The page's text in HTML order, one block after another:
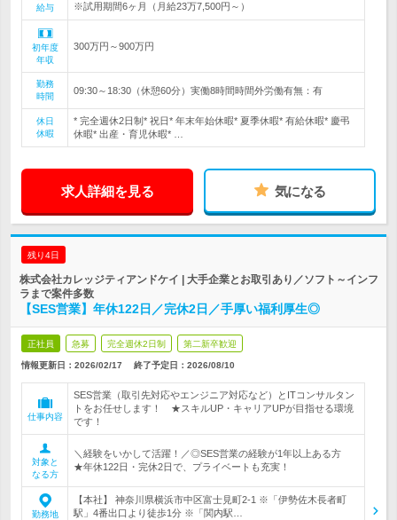
給与
※試用期間6ヶ月（月給23万7,500円～）
初年度
年収
300万円～900万円
勤務
時間
09:30～18:30（休憩60分）実働8時間時間外労働有無：有
休日
休暇
* 完全週休2日制* 祝日* 年末年始休暇* 夏季休暇* 有給休暇* 慶弔
休暇* 出産・育児休暇* …
求人詳細を見る 気になる
残り4日
株式会社カレッジティアンドケイ | 大手企業とお取引あり／ソフト～インフ
ラまで案件多数
【SES営業】年休122日／完休2日／手厚い福利厚生◎
正社員 急募 完全週休2日制 第二新卒歓迎
情報更新日：2026/02/17 終了予定日： 2026/08/10
仕事内容
SES営業（取引先対応やエンジニア対応など）とITコンサルタン
トをお任せします！ ★スキルUP・キャリアUPが目指せる環境
です！
対象と
なる方
＼経験をいかして活躍！／◎SES営業の経験が1年以上ある方
★年休122日・完休2日で、プライベートも充実！
勤務地
【本社】 神奈川県横浜市中区富士見町2-1 ※「伊勢佐木長者町
駅」4番出口より徒歩1分 ※「関内駅…